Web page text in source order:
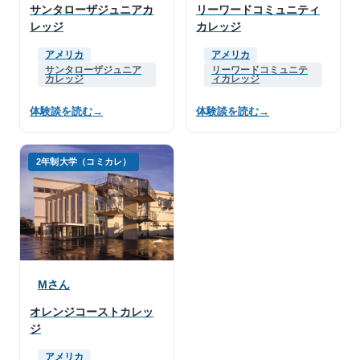
サンタローザジュニアカ
レッジ
アメリカ
サンタローザジュニア
カレッジ
体験談を読む→
リーワードコミュニティ
カレッジ
アメリカ
リーワードコミュニテ
ィカレッジ
体験談を読む→
2年制大学（コミカレ）
Mさん
オレンジコーストカレッ
ジ
アメリカ